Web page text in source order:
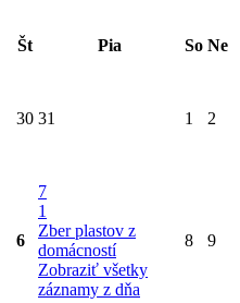
Št Pia So Ne
30 31 1 2
6
7
1
Zber plastov z
domácností
Zobraziť všetky
záznamy z dňa
8 9